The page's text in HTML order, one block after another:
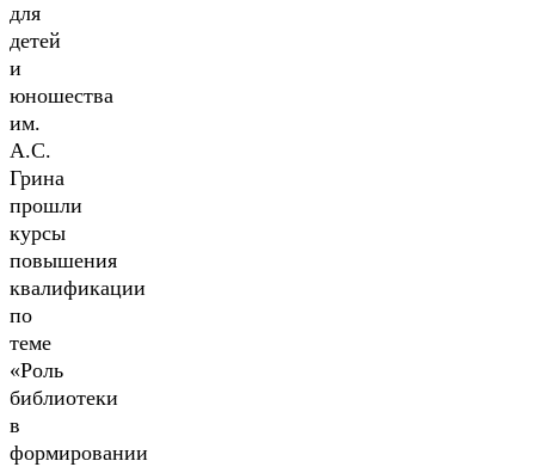
для
детей
и
юношества
им.
А.С.
Грина
прошли
курсы
повышения
квалификации
по
теме
«Роль
библиотеки
в
формировании